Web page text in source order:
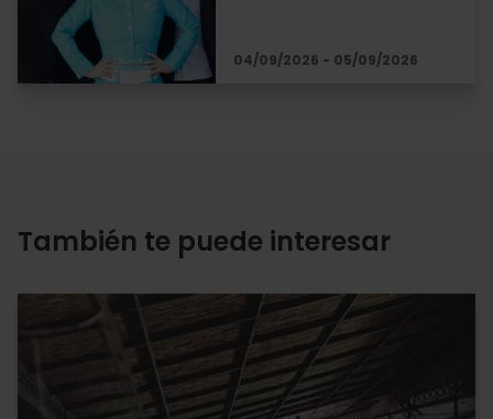
04/09/2026 - 05/09/2026
También te puede interesar